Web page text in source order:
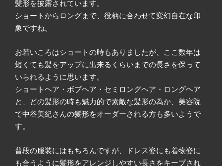
髪形を披露されています。
ショートからロングまで、役柄に合わせて変幻自在な印
象ですね。
お若いころはショートの時もありましたが、ここ数年は
短くても髪をアップに出来るくらいまでの長さを保って
いられるように思います。
ショートヘア・ボブヘア・セミロングヘア・ロングヘア
と、どの髪形の時も魅力的で素敵な髪形の為か、美容院
で中谷美紀さんの髪形をオーダーされる方も多いようで
す。
普段の服装にはもちろんですが、ドレス姿にも着物姿に
も合うように髪形をアレンジしやすい長さをキープされ